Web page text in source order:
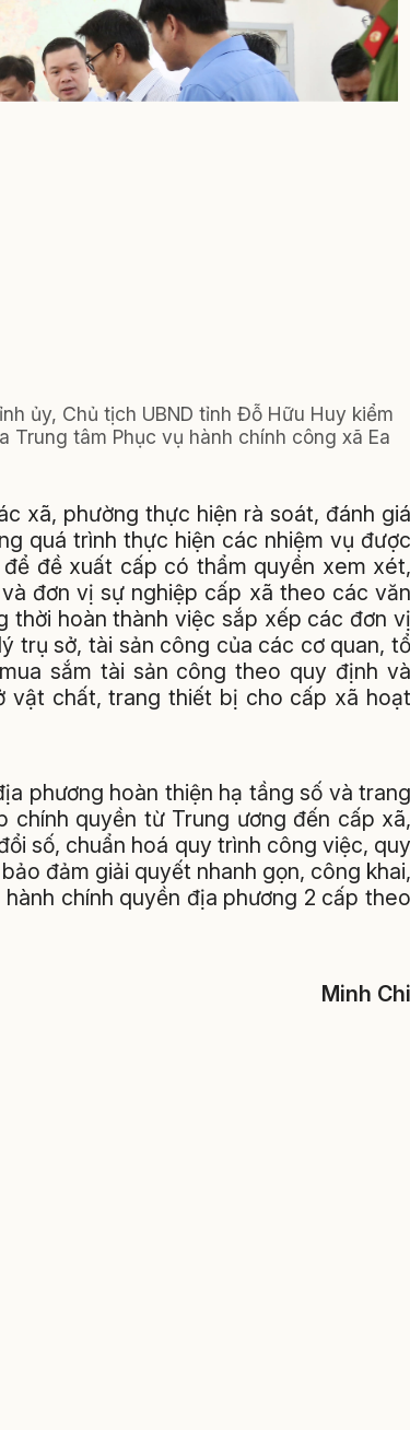
ủy, Chủ tịch UBND tỉnh Đỗ Hữu Huy kiểm
tâm Phục vụ hành chính công xã Ea
xã, phường thực hiện rà soát, đánh giá
quá trình thực hiện các nhiệm vụ được
đề xuất cấp có thẩm quyền xem xét,
đơn vị sự nghiệp cấp xã theo các văn
thời hoàn thành việc sắp xếp các đơn vị
trụ sở, tài sản công của các cơ quan, tổ
sắm tài sản công theo quy định và
vật chất, trang thiết bị cho cấp xã hoạt
phương hoàn thiện hạ tầng số và trang
quyền từ Trung ương đến cấp xã,
số, chuẩn hoá quy trình công việc, quy
đảm giải quyết nhanh gọn, công khai,
chính quyền địa phương 2 cấp theo
Minh Chi